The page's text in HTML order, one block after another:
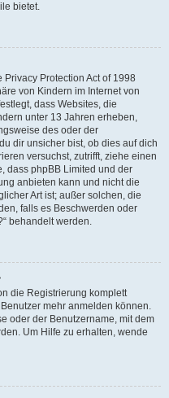
bietet.
Protection Act of 1998
von Kindern im Internet von
dass Websites, die
unter 13 Jahren erheben,
des oder der
dir unsicher bist, ob dies auf dich
versuchst, zutrifft, ziehe einen
dass phpBB Limited und der
anbieten kann und nicht die
Art ist; außer solchen, die
falls es Beschwerden oder
behandelt werden.
die Registrierung komplett
mehr anmelden können.
oder der Benutzername, mit dem
Um Hilfe zu erhalten, wende